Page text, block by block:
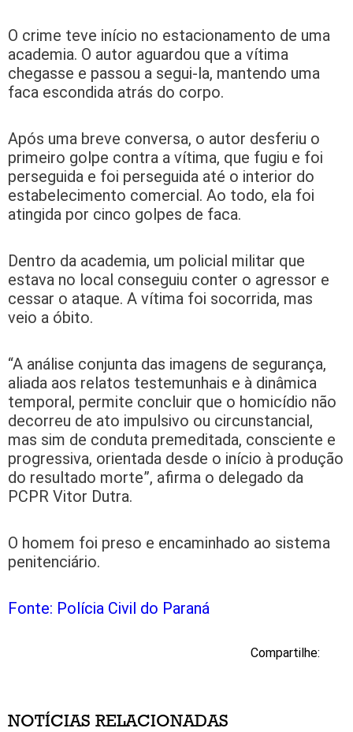
O crime teve início no estacionamento de uma
academia. O autor aguardou que a vítima
chegasse e passou a segui-la, mantendo uma
faca escondida atrás do corpo.
Após uma breve conversa, o autor desferiu o
primeiro golpe contra a vítima, que fugiu e foi
perseguida e foi perseguida até o interior do
estabelecimento comercial. Ao todo, ela foi
atingida por cinco golpes de faca.
Dentro da academia, um policial militar que
estava no local conseguiu conter o agressor e
cessar o ataque. A vítima foi socorrida, mas
veio a óbito.
“A análise conjunta das imagens de segurança,
aliada aos relatos testemunhais e à dinâmica
temporal, permite concluir que o homicídio não
decorreu de ato impulsivo ou circunstancial,
mas sim de conduta premeditada, consciente e
progressiva, orientada desde o início à produção
do resultado morte”, afirma o delegado da
PCPR Vitor Dutra.
O homem foi preso e encaminhado ao sistema
penitenciário.
Fonte: Polícia Civil do Paraná
Compartilhe:
NOTÍCIAS RELACIONADAS